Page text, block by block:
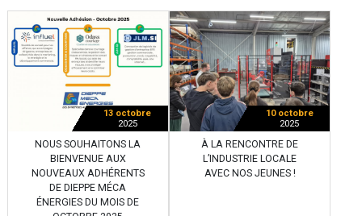
13 octobre
2025
NOUS SOUHAITONS LA
BIENVENUE AUX
NOUVEAUX ADHÉRENTS
DE DIEPPE MÉCA
ÉNERGIES DU MOIS DE
10 octobre
2025
À LA RENCONTRE DE
L’INDUSTRIE LOCALE
AVEC NOS JEUNES !